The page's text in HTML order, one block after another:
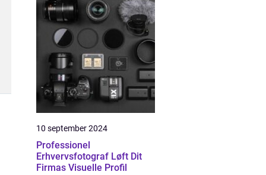
10 september 2024
Professionel
Erhvervsfotograf Løft Dit
Firmas Visuelle Profil